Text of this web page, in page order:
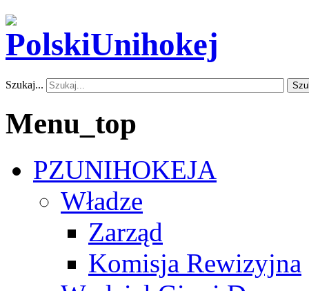
Szukaj...
Menu_top
PZUNIHOKEJA
Władze
Zarząd
Komisja Rewizyjna